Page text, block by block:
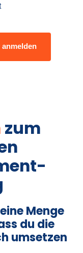
zum
eine
Menge
du